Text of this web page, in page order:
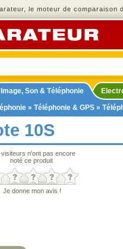
le moteur de comparaison
Image, Son & Téléphonie
» Téléphonie & GPS »
10S
visiteurs n'ont pas encore
noté ce produit
Je donne mon avis !